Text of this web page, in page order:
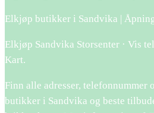
Elkjøp butikker i Sandvika |
Elkjøp Sandvika Storsenter · Vis
Kart.
Finn alle adresser,
butikker i Sandvika og beste